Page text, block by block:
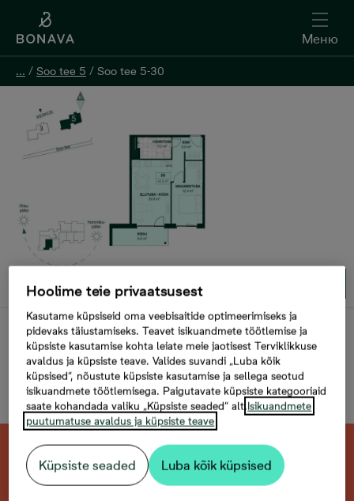
Меню
... / Soo tee 5 / Soo tee 5-30
Продана
Soo tee 5-30, 2
комнаты, 43,5 м²
Меню
... / Soo tee 5 / Soo tee 5-30
Эта квартира продана. Ищете похожую?
Hoolime teie privaatsusest
Kasutame küpsiseid oma veebisaitide optimeerimiseks ja
pidevaks täiustamiseks. Teavet isikuandmete töötlemise ja
küpsiste kasutamise kohta leiate meie jaotisest Terviklikkuse
avaldus ja küpsiste teave. Valides suvandi „Luba kõik
küpsised“, nõustute küpsiste kasutamise ja sellega seotud
isikuandmete töötlemisega. Paigutavate küpsiste kategooriaid
saate kohandada valiku „Küpsiste seaded“ alt.Isikuandmete
puutumatuse avaldus ja küpsiste teave
Küpsiste seaded Luba kõik küpsised